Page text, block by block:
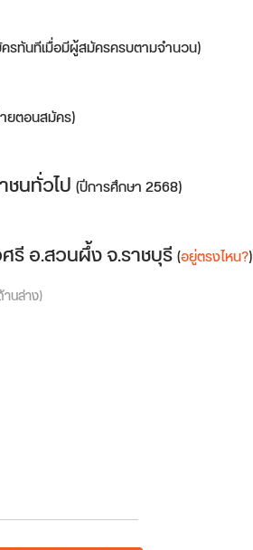
รทันทีเมื่อมีผู้สมัครครบตามจำนวน)
ยตอนสมัคร)
นทั่วไป (ปีการศึกษา 2568)
รี อ.สวนผึ้ง จ.ราชบุรี(อยู่ตรงไหน?)
นล่าง)